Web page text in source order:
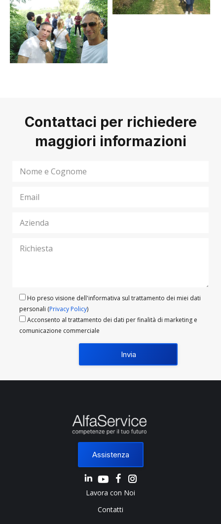
Contattaci per richiedere
maggiori informazioni
Ho preso visione dell'informativa sul trattamento dei miei dati
personali (Privacy Policy)
Acconsento al trattamento dei dati per finalità di marketing e
comunicazione commerciale
Assistenza
Linkedin Instagram
Lavora con Noi
Contatti